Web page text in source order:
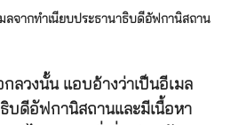
ลจากทำเนียบประธานาธิบดีอัฟกานิสถาน
ลวงนั้น แอบอ้างว่าเป็นอีเมล
บดีอัฟกานิสถานและมีเนื้อหา